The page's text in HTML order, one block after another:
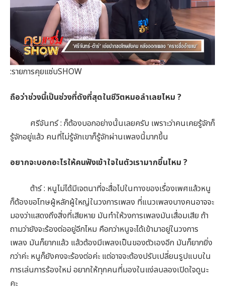
:รายการคุยแซ่บSHOW
ถือว่าช่วงนี้เป็นช่วงที่ดังที่สุดในชีวิตหมอลำเลยไหม ?
ศรีจันทร์ : ก็ต้องบอกอย่างนั้นเลยครับ เพราะว่าคนเคยรู้จักก็
รู้จักอยู่แล้ว คนที่ไม่รู้จักเขาก็รู้จักผ่านเพลงนี้มากขึ้น
อยากจะบอกอะไรให้คนฟังเข้าใจในตัวเรามากขึ้นไหม ?
ต้าร์ : หนูไม่ได้มีเจตนาที่จะสื่อไปในทางของเรื่องเพศแล้วหนู
ก็ต้องขอโทษผู้หลักผู้ใหญ่ในวงการเพลง ที่แนวเพลงบางคนอาจจะ
มองว่าแสดงถึงสิ่งที่เสียหาย มันทำให้วงการเพลงมันเสื่อมเสีย ถ้า
ถามว่ายังจะร้องต่ออยู่อีกไหม คือกว่าหนูจะได้เข้ามาอยู่ในวงการ
เพลง มันก็ยากแล้ว แล้วต้องมีเพลงเป็นของตัวเองอีก มันก็ยากยิ่ง
กว่าค่ะ หนูก็ยังคงจะร้องต่อค่ะ แต่อาจจะต้องปรับเปลี่ยนรูปแบบใน
การเล่นการร้องใหม่ อยากให้ทุกคนที่มองในแง่ลบลองเปิดใจดูนะ
คะ